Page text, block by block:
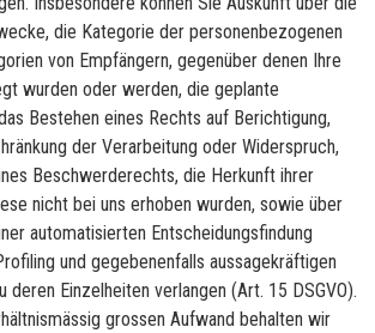
die Kategorie der personenbezogenen
von Empfängern, gegenüber denen Ihre
wurden oder werden, die geplante
Bestehen eines Rechts auf Berichtigung,
der Verarbeitung oder Widerspruch,
Beschwerderechts, die Herkunft ihrer
nicht bei uns erhoben wurden, sowie über
automatisierten Entscheidungsfindung
und gegebenenfalls aussagekräftigen
deren Einzelheiten verlangen (Art. 15 DSGVO).
grossen Aufwand behalten wir